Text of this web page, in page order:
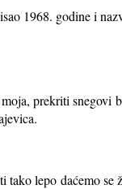
1968. godine i
prekriti snegovi
tako lepo daćemo se